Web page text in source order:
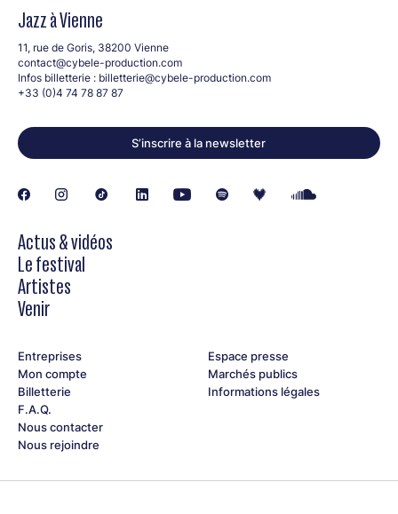
Jazz à Vienne
11, rue de Goris, 38200 Vienne
contact@cybele-production.com
Infos billetterie : billetterie@cybele-production.com
+33 (0)4 74 78 87 87
S’inscrire à la newsletter
Actus & vidéos
Le festival
Artistes
Venir
Entreprises
Mon compte
Billetterie
F.A.Q.
Nous contacter
Nous rejoindre
Espace presse
Marchés publics
Informations légales